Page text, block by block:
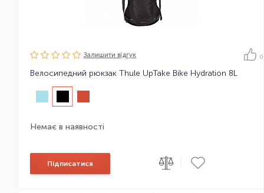
Залишити вiдгук 0
Велосипедний рюкзак Thule UpTake Bike Hydration 8L
Немає в наявності
Підписатися